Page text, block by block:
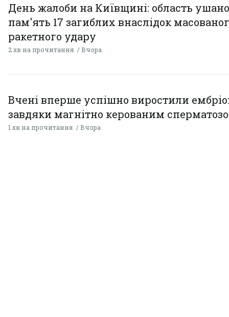
День жалоби на Київщині: область
пам'ять 17 загиблих внаслідок
ракетного удару
2 хв на прочитання Вчора
Вчені вперше успішно виростили
завдяки магнітно керованим
1 хв на прочитання Вчора